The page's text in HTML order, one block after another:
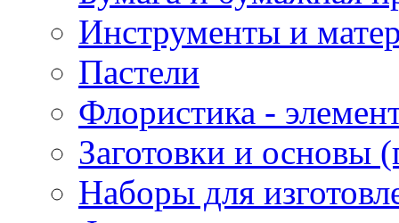
Инструменты и
Пастели
Флористика -
Заготовки и основы
Наборы для